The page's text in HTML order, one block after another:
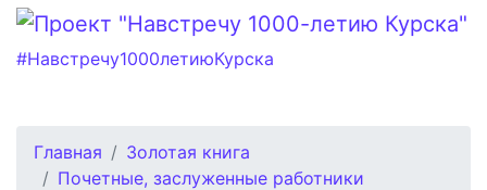
#Навстречу1000летиюКурска
Главная
Золотая книга
Почетные, заслуженные работники